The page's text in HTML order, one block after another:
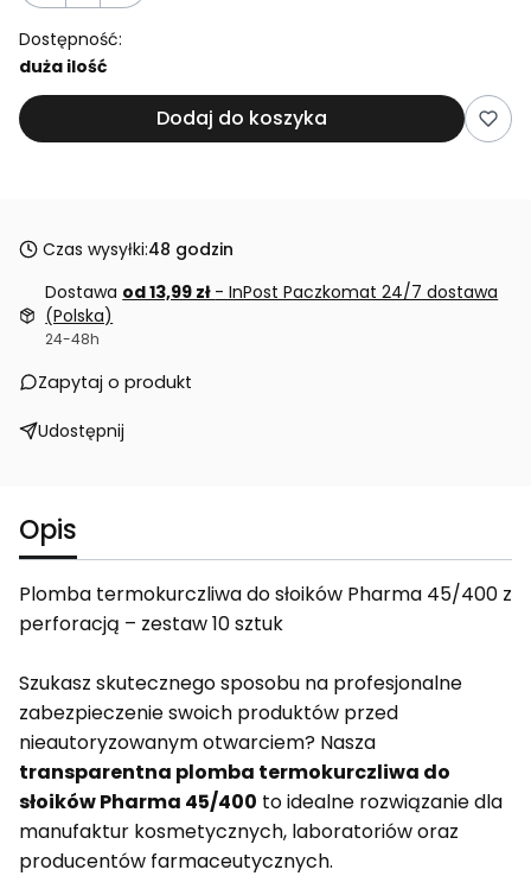
Dostępność:
duża ilość
Dodaj do koszyka
Czas wysyłki:48 godzin
Dostawa od 13,99 zł - InPost Paczkomat 24/7 dostawa
(Polska)
24-48h
Zapytaj o produkt
Udostępnij
Opis
Plomba termokurczliwa do słoików Pharma 45/400 z
perforacją – zestaw 10 sztuk
Szukasz skutecznego sposobu na profesjonalne
zabezpieczenie swoich produktów przed
nieautoryzowanym otwarciem? Nasza
transparentna plomba termokurczliwa do
słoików Pharma 45/400 to idealne rozwiązanie dla
manufaktur kosmetycznych, laboratoriów oraz
producentów farmaceutycznych.